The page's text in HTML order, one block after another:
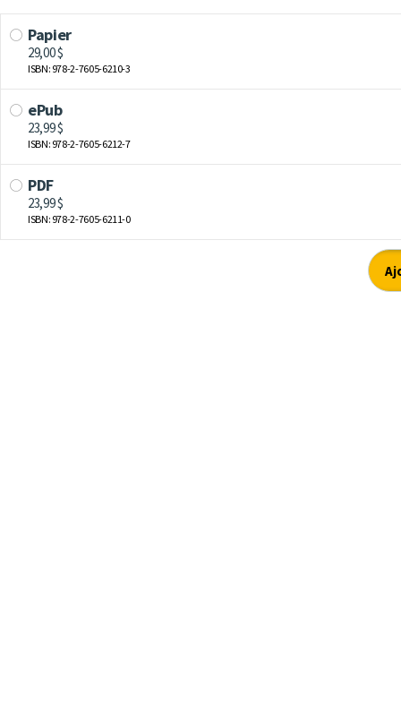
Papier
29,00 $
ISBN: 978-2-7605-6210-3
ePub
23,99 $
ISBN: 978-2-7605-6212-7
PDF
23,99 $
ISBN: 978-2-7605-6211-0